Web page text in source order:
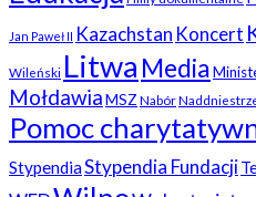
Jan Paweł II Kazachstan Koncert
Wileński Litwa Media
MołdawiaMSZ Nabór
Pomoc
StypendiaStypendia Fundacji